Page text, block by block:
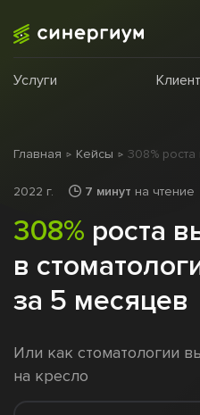
Услуги
Главная Кейсы 308%
2022 г. 7 минут на чтение
308% роста
в
за 5 месяцев
Или как стоматологии
на кресло